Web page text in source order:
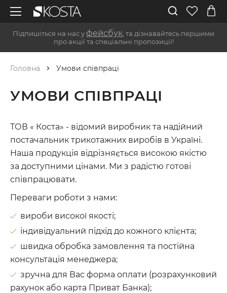
Підпишіться на нас у фейсбук , та дізнавайтесь першими
про акції та спеціальні пропозиції!
Головна Умови співпраці
УМОВИ СПІВПРАЦІ
ТОВ « Коста» - відомий виробник та надійний
постачальник трикотажних виробів в Україні.
Наша продукція відрізняється високою якістю
за доступними цінами. Ми з радістю готові
співпрацювати.
Переваги роботи з нами:
вироби високої якості;
індивідуальний підхід до кожного клієнта;
швидка обробка замовлення та постійна
консультація менеджера;
зручна для Вас форма оплати (розрахунковий
рахунок або карта Приват Банка);